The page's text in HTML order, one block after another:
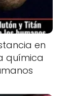
en
química